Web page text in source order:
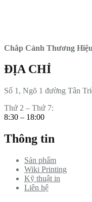
Chắp Cánh Thương Hiệu
ĐỊA CHỈ
Số 1, Ngõ 1 đường Tân
Thứ 2 – Thứ 7:
8:30 – 18:00
Thông tin
Sản phẩm
Wiki Printing
Kỹ thuật in
Liên hệ